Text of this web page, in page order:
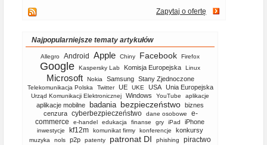
Zapytaj o ofertę
Najpopularniejsze tematy artykułów
Allegro Android Apple Chiny Facebook Firefox
Google Kaspersky Lab Komisja Europejska Linux
Microsoft Nokia Samsung Stany Zjednoczone
Telekomunikacja Polska Twitter UE UKE USA Unia Europejska
Urząd Komunikacji Elektronicznej Windows YouTube aplikacje
aplikacje mobilne badania bezpieczeństwo biznes
cenzura cyberbezpieczeństwo dane osobowe
e-
commerce
e-handel edukacja finanse gry iPad iPhone
inwestycje kf12m komunikat firmy konferencje konkursy
muzyka nols p2p patenty patronat DI phishing piractwo